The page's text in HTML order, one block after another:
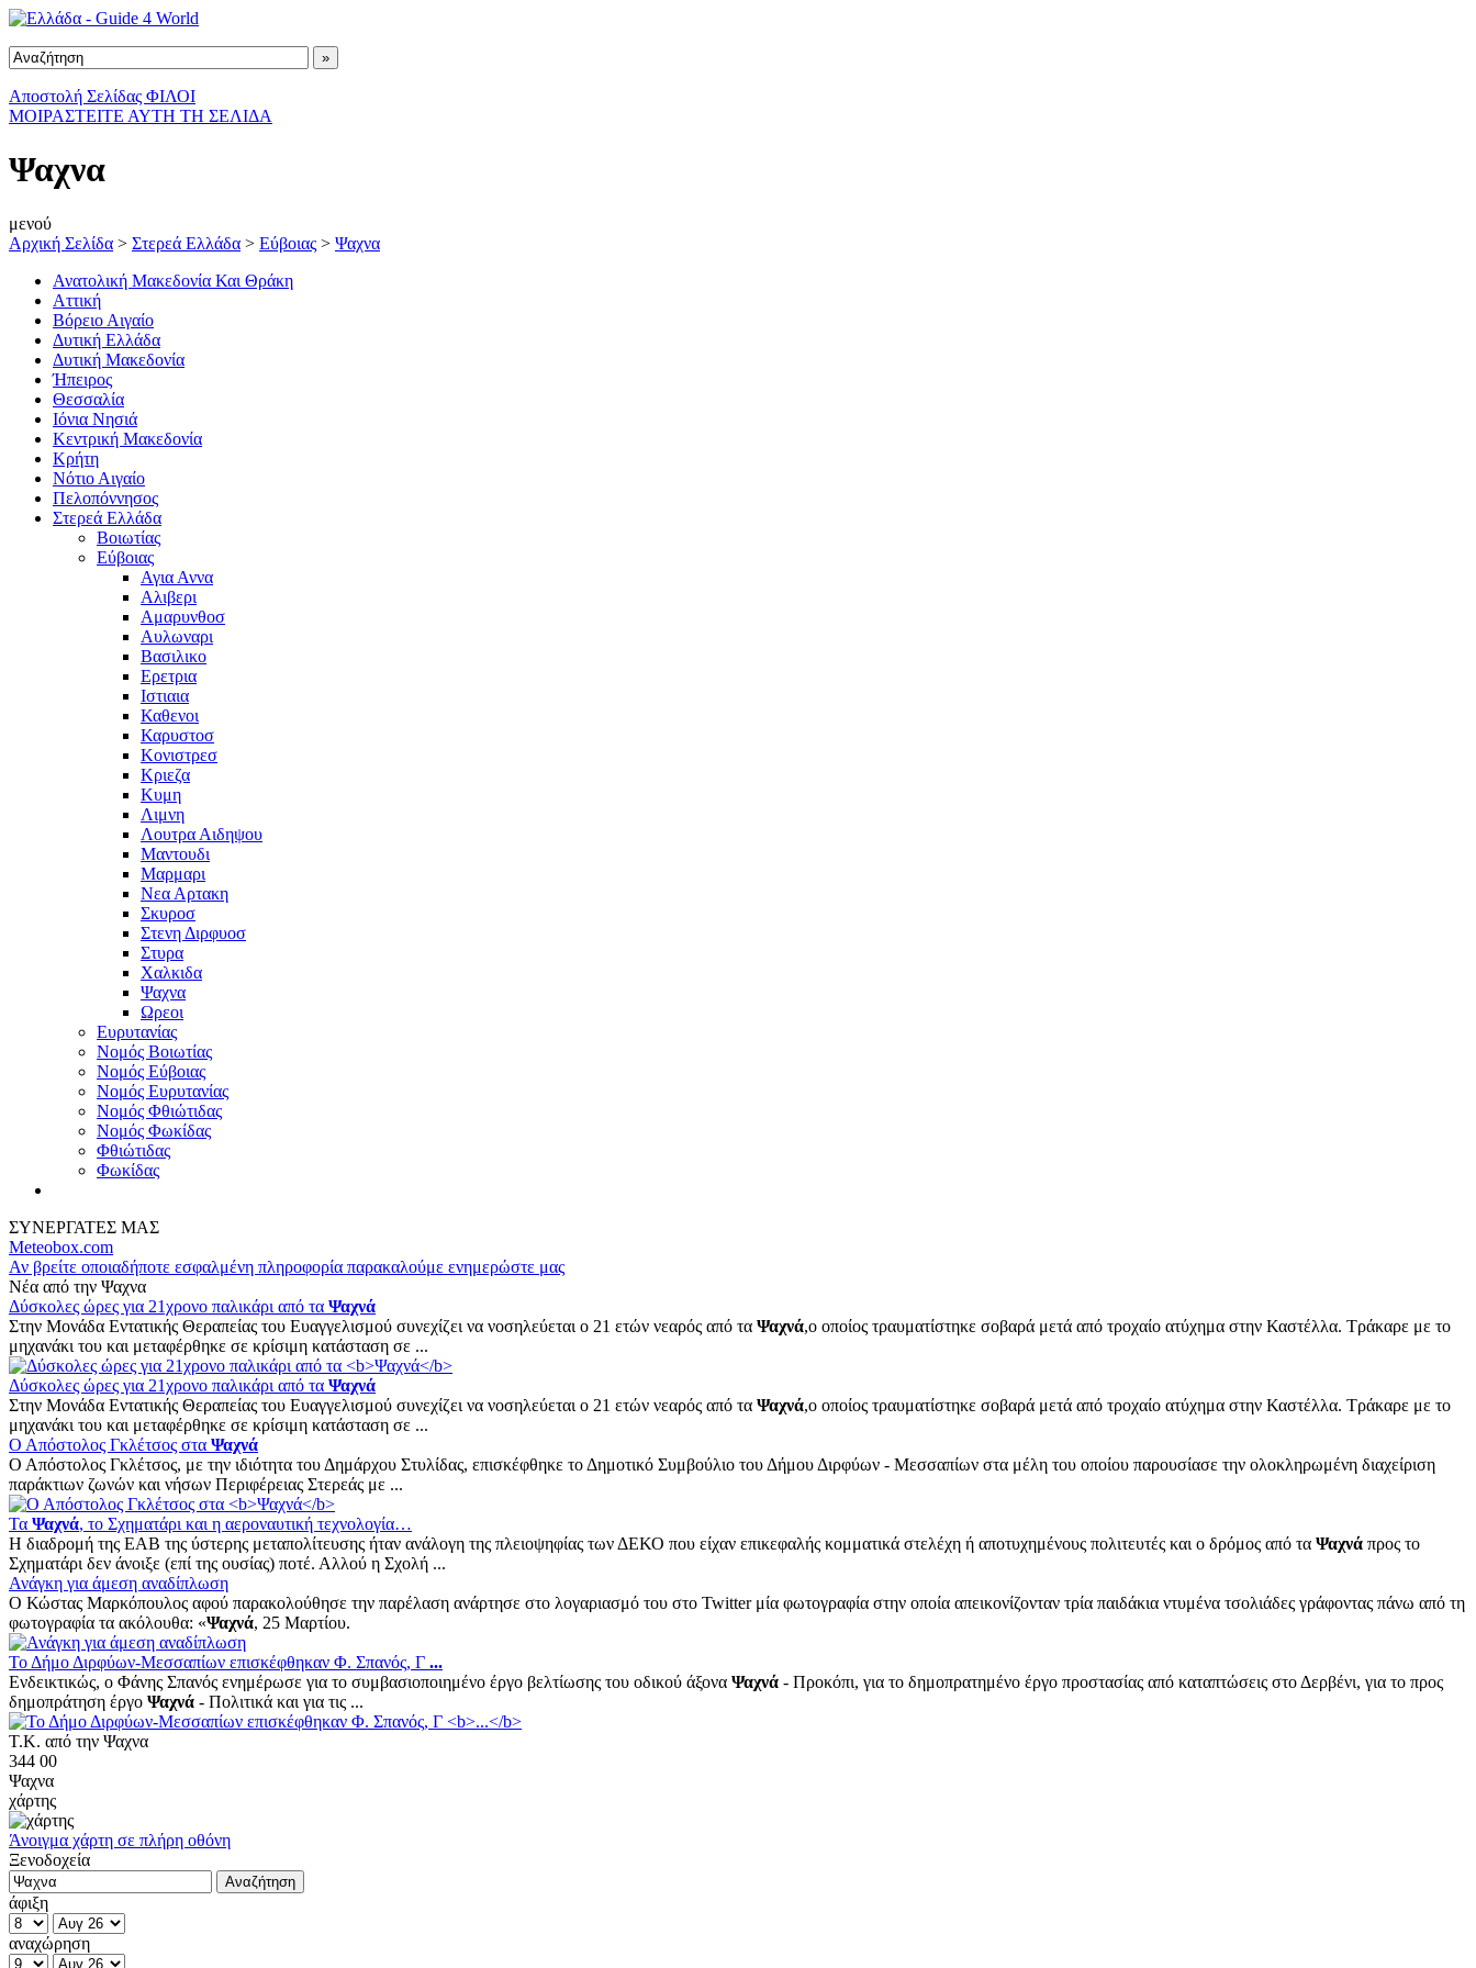
Αποστολή Σελίδας ΦΙΛΟΙ
ΜΟΙΡΑΣΤΕΙΤΕ ΑΥΤΗ ΤΗ ΣΕΛΙΔΑ
Ψαχνα
μενού
Αρχική Σελίδα > Στερεά Ελλάδα > Εύβοιας > Ψαχνα
Ανατολική Μακεδονία Και Θράκη
Αττική
Βόρειο Αιγαίο
Δυτική Ελλάδα
Δυτική Μακεδονία
Ήπειρος
Θεσσαλία
Ιόνια Νησιά
Κεντρική Μακεδονία
Κρήτη
Νότιο Αιγαίο
Πελοπόννησος
Στερεά Ελλάδα
Βοιωτίας
Εύβοιας
Αγια Αννα
Αλιβερι
Αμαρυνθοσ
Αυλωναρι
Βασιλικο
Ερετρια
Ιστιαια
Καθενοι
Καρυστοσ
Κονιστρεσ
Κριεζα
Κυμη
Λιμνη
Λουτρα Αιδηψου
Μαντουδι
Μαρμαρι
Νεα Αρτακη
Σκυροσ
Στενη Διρφυοσ
Στυρα
Χαλκιδα
Ψαχνα
Ωρεοι
Ευρυτανίας
Νομός Βοιωτίας
Νομός Εύβοιας
Νομός Ευρυτανίας
Νομός Φθιώτιδας
Νομός Φωκίδας
Φθιώτιδας
Φωκίδας
ΣΥΝΕΡΓΑΤΕΣ ΜΑΣ
Meteobox.com
Αν βρείτε οποιαδήποτε εσφαλμένη πληροφορία παρακαλούμε ενημερώστε μας
Νέα από την Ψαχνα
Δύσκολες ώρες για 21χρονο παλικάρι από τα Ψαχνά
Στην Μονάδα Εντατικής Θεραπείας του Ευαγγελισμού συνεχίζει να νοσηλεύεται ο 21 ετών νεαρός από τα Ψαχνά,ο οποίος τραυματίστηκε σοβαρά μετά από τροχαίο ατύχημα στην Καστέλλα. ​Τράκαρε με το
μηχανάκι του και μεταφέρθηκε σε κρίσιμη κατάσταση σε ...
Δύσκολες ώρες για 21χρονο παλικάρι από τα Ψαχνά
Στην Μονάδα Εντατικής Θεραπείας του Ευαγγελισμού συνεχίζει να νοσηλεύεται ο 21 ετών νεαρός από τα Ψαχνά,ο οποίος τραυματίστηκε σοβαρά μετά από τροχαίο ατύχημα στην Καστέλλα. ​Τράκαρε με το
μηχανάκι του και μεταφέρθηκε σε κρίσιμη κατάσταση σε ...
Ο Απόστολος Γκλέτσος στα Ψαχνά
Ο Απόστολος Γκλέτσος, με την ιδιότητα του Δημάρχου Στυλίδας, επισκέφθηκε το Δημοτικό Συμβούλιο του Δήμου Διρφύων - Μεσσαπίων στα μέλη του οποίου παρουσίασε την ολοκληρωμένη διαχείριση
παράκτιων ζωνών και νήσων Περιφέρειας Στερεάς με ...
Τα Ψαχνά, το Σχηματάρι και η αεροναυτική τεχνολογία…
Η διαδρομή της ΕΑΒ της ύστερης μεταπολίτευσης ήταν ανάλογη της πλειοψηφίας των ΔΕΚΟ που είχαν επικεφαλής κομματικά στελέχη ή αποτυχημένους πολιτευτές και ο δρόμος από τα Ψαχνά προς το
Σχηματάρι δεν άνοιξε (επί της ουσίας) ποτέ. Αλλού η Σχολή ...
Ανάγκη για άμεση αναδίπλωση
Ο Κώστας Μαρκόπουλος αφού παρακολούθησε την παρέλαση ανάρτησε στο λογαριασμό του στο Twitter μία φωτογραφία στην οποία απεικονίζονταν τρία παιδάκια ντυμένα τσολιάδες γράφοντας πάνω από τη
φωτογραφία τα ακόλουθα: «Ψαχνά, 25 Μαρτίου.
Το Δήμο Διρφύων-Μεσσαπίων επισκέφθηκαν Φ. Σπανός, Γ ...
Ενδεικτικώς, ο Φάνης Σπανός ενημέρωσε για το συμβασιοποιημένο έργο βελτίωσης του οδικού άξονα Ψαχνά - Προκόπι, για το δημοπρατημένο έργο προστασίας από καταπτώσεις στο Δερβένι, για το προς
δημοπράτηση έργο Ψαχνά - Πολιτικά και για τις ...
Τ.Κ. από την Ψαχνα
344 00
Ψαχνα
χάρτης
Άνοιγμα χάρτη σε πλήρη οθόνη
Ξενοδοχεία
άφιξη
αναχώρηση